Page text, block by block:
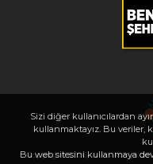
Copyright 2026,
Sizi diğer kullanıcılardan
kullanmaktayız. Bu veriler,
Bu web sitesini kullanmaya